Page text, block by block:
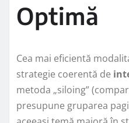
Optimă
Cea mai eficientă
strategie coerentă de
metoda „siloing”
presupune gruparea